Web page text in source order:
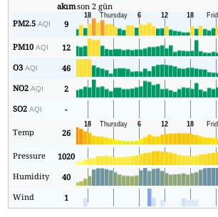
akımson 2 gün
PM2.5AQI 9
PM10AQI 12
O3AQI 46
NO2AQI 2
SO2AQI -
Temp 26
Pressure 1020
Humidity
40
Wind
1